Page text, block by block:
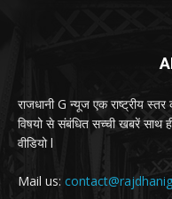
राजधानी G न्यूज एक राष्ट्रीय स्तर
विषयो से संबंधित सच्ची खबरें साथ
वीडियो l
Mail us: